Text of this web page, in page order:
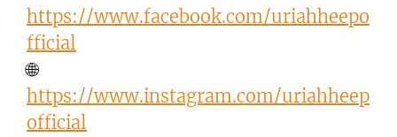
https://www.facebook.com/uriahheepo
fficial
🌐
https://www.instagram.com/uriahheep
official